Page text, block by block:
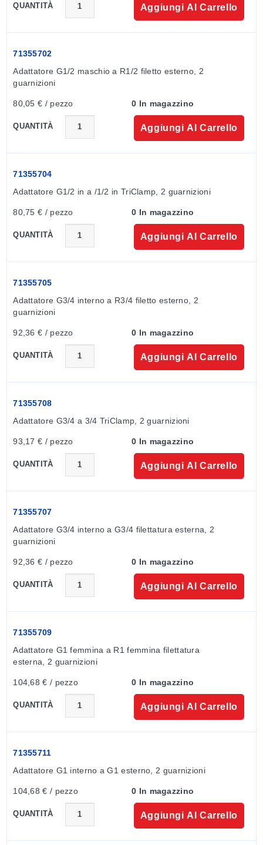
QUANTITÀ Aggiungi Al Carrello
71355702
Adattatore G1/2 maschio a R1/2 filetto esterno, 2
guarnizioni
80,05 € / pezzo 0 In magazzino
QUANTITÀ Aggiungi Al Carrello
71355704
Adattatore G1/2 in a /1/2 in TriClamp, 2 guarnizioni
80,75 € / pezzo 0 In magazzino
QUANTITÀ Aggiungi Al Carrello
71355705
Adattatore G3/4 interno a R3/4 filetto esterno, 2
guarnizioni
92,36 € / pezzo 0 In magazzino
QUANTITÀ Aggiungi Al Carrello
71355708
Adattatore G3/4 a 3/4 TriClamp, 2 guarnizioni
93,17 € / pezzo 0 In magazzino
QUANTITÀ Aggiungi Al Carrello
71355707
Adattatore G3/4 interno a G3/4 filettatura esterna, 2
guarnizioni
92,36 € / pezzo 0 In magazzino
QUANTITÀ Aggiungi Al Carrello
71355709
Adattatore G1 femmina a R1 femmina filettatura
esterna, 2 guarnizioni
104,68 € / pezzo 0 In magazzino
QUANTITÀ Aggiungi Al Carrello
71355711
Adattatore G1 interno a G1 esterno, 2 guarnizioni
104,68 € / pezzo 0 In magazzino
QUANTITÀ Aggiungi Al Carrello